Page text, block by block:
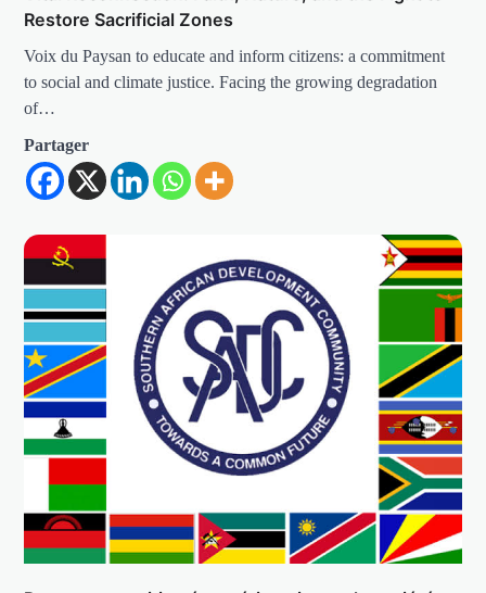
Restore Sacrificial Zones
Voix du Paysan to educate and inform citizens: a commitment
to social and climate justice. Facing the growing degradation
of…
Partager